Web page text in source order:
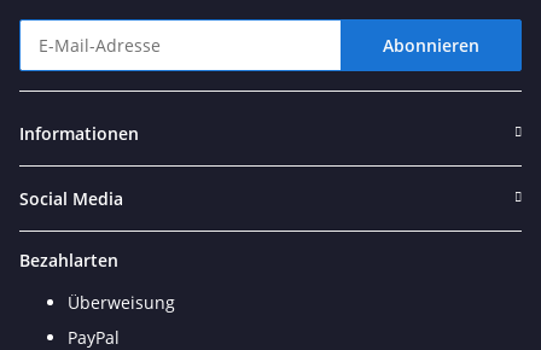
Abonnieren
Informationen
Social Media
Bezahlarten
Überweisung
PayPal